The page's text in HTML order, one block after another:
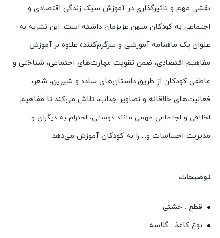
نقشی مهم و تاثیرگذاری در آموزش سبک زندگی اقتصادی و
اجتماعی به کودکان میهن عزیزمان داشته است. این نشریه به
عنوان یک ماهنامه آموزشی و سرگرم‌کننده علاوه بر آموزش
مفاهیم اقتصادی، ضمن تقویت مهارت‌های اجتماعی، شناختی و
عاطفی کودکان از طریق داستان‌های ساده و شیرین، شعر،
فعالیت‌های خلاقانه و تصاویر جذاب، تلاش می‌کند تا مفاهیم
اخلاقی و اجتماعی مهمی مانند دوستی، احترام به دیگران و
مدیریت احساسات و... را به کودکان آموزش می‌دهد.
توضیحات
قطع : خشتی
نوع کاغذ : گلاسه